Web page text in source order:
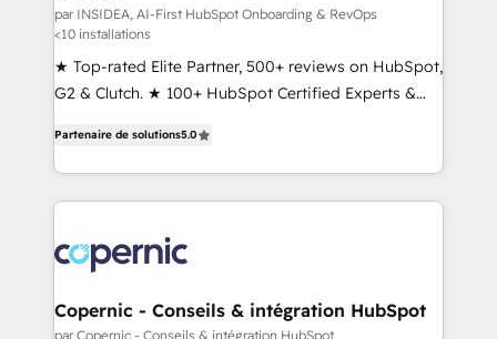
par INSIDEA, AI-First HubSpot Onboarding & RevOps
<10 installations
★ Top-rated Elite Partner, 500+ reviews on HubSpot,
G2 & Clutch. ★ 100+ HubSpot Certified Experts &
across five continents ★ AI-First, RevOps-led,
Onboarding obsessed ★ Company of the Year
2024/25 INSIDEA helps growing companies turn
team, migrate your data, and build AI-powered
workflows that drive adoption from week one, in
your time zone. What we do ➤ Onboarding: Live in
weeks, with workflows built around your business,
Partenaire de solutions5.0
Copernic - Conseils & intégration HubSpot
par Copernic - Conseils & intégration HubSpot